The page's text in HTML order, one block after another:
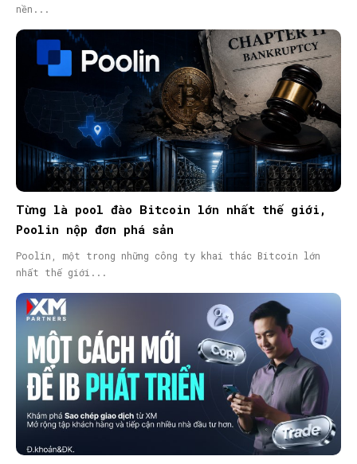
nền...
Từng là pool đào Bitcoin lớn nhất thế giới,
Poolin nộp đơn phá sản
Poolin, một trong những công ty khai thác Bitcoin lớn
nhất thế giới...